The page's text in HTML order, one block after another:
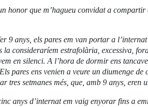
honor que m’hagueu convidat a
9 anys, els pares em van portar a
la consideraríem estrafolària, excessiva,
en silenci. A l’hora de dormir ens
pares ens venien a veure un diumenge
tres setmanes més, que, amb 9 anys, eren
anys d’internat em vaig enyorar fins a